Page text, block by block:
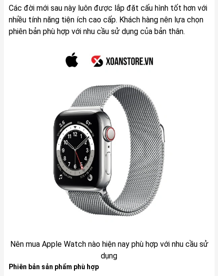
Các đời mới sau này luôn được lắp đặt cấu hình tốt hơn với
nhiều tính năng tiện ích cao cấp. Khách hàng nên lựa chọn
phiên bản phù hợp với nhu cầu sử dụng của bản thân.
Nên mua Apple Watch nào hiện nay phù hợp với nhu cầu sử
dụng
Phiên bản sản phẩm phù hợp